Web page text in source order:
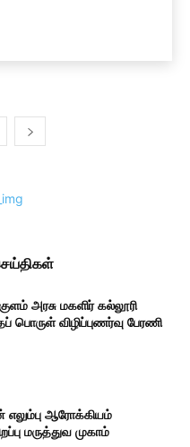
அரசு மகளிர் கல்லூரி
பொருள் விழிப்புணர்வு பேரணி
ஆரோக்கியம்
மருத்துவ முகாம்